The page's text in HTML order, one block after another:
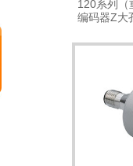
120系列（
编码器Z大